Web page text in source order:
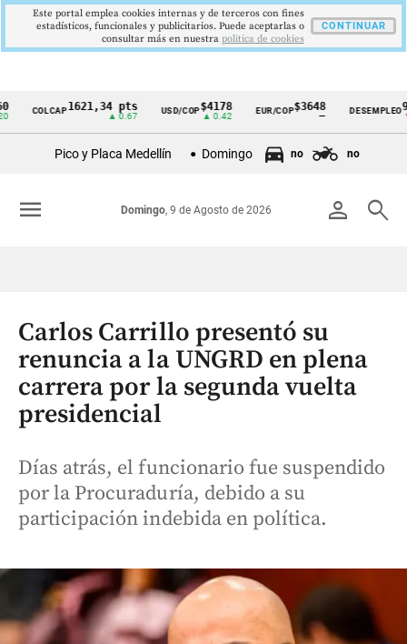
Cintillo
Colombia
COLCAP1621,34 pts USD/COP$4178
▲ 0.42
EUR/COP$3648
—
DESEMPLEO9,9 %
▼ 0.30
Pico y Placa Medellín Domingo no no
person search
Domingo, 9 de Agosto de 2026
menu
Carlos Carrillo presentó su
renuncia a la UNGRD en plena
carrera por la segunda vuelta
presidencial
Días atrás, el funcionario fue suspendido
por la Procuraduría, debido a su
participación indebida en política.
Este portal emplea cookies internas y de terceros con fines
estadísticos, funcionales y publicitarios. Puede aceptarlas o
consultar más en nuestra politica de cookies
CONTINUAR